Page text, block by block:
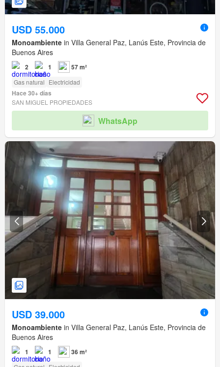
USD 55.000
Monoambiente in Villa General Paz, Lanús Este, Provincia de
Buenos Aires
2 1 57 m²
Gas natural Electricidad
Hace 30+ días
SAN MIGUEL PROPIEDADES
WhatsApp
USD 39.000
Monoambiente in Villa General Paz, Lanús Este, Provincia de
Buenos Aires
1 1 36 m²